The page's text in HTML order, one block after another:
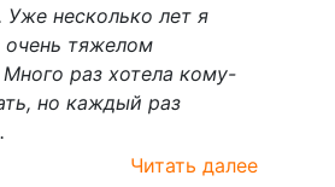
несколько лет я
очень тяжелом
раз хотела кому-
но каждый раз
Читать далее